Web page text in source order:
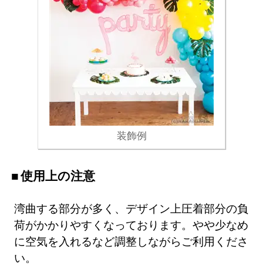
装飾例
使用上の注意
湾曲する部分が多く、デザイン上圧着部分の負
荷がかかりやすくなっております。やや少なめ
に空気を入れるなど調整しながらご利用くださ
い。